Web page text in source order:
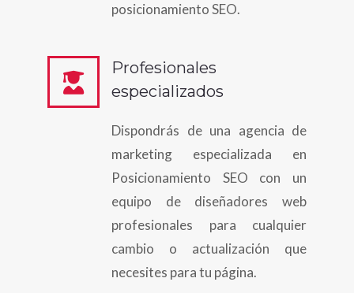
posicionamiento SEO.
Profesionales
especializados
Dispondrás de una agencia de
marketing especializada en
Posicionamiento SEO con un
equipo de diseñadores web
profesionales para cualquier
cambio o actualización que
necesites para tu página.